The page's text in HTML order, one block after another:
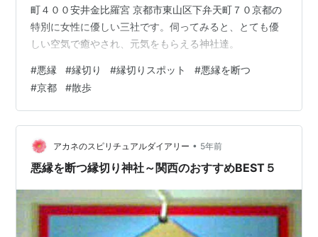
町４００安井金比羅宮 京都市東山区下弁天町７０京都の
特別に女性に優しい三社です。伺ってみると、とても優
しい空気で癒やされ、元気をもらえる神社達。
#悪縁 #縁切り #縁切りスポット #悪縁を断つ
#京都 #散歩
アカネのスピリチュアルダイアリー • 5年前
悪縁を断つ縁切り神社～関西のおすすめBEST５